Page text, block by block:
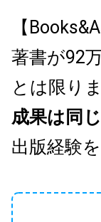
【
著書が92
とは限り
成果は同
出版経験